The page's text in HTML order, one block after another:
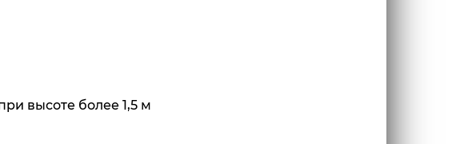
высоте более 1,5 м